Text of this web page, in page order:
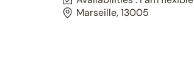
Marseille, 13005